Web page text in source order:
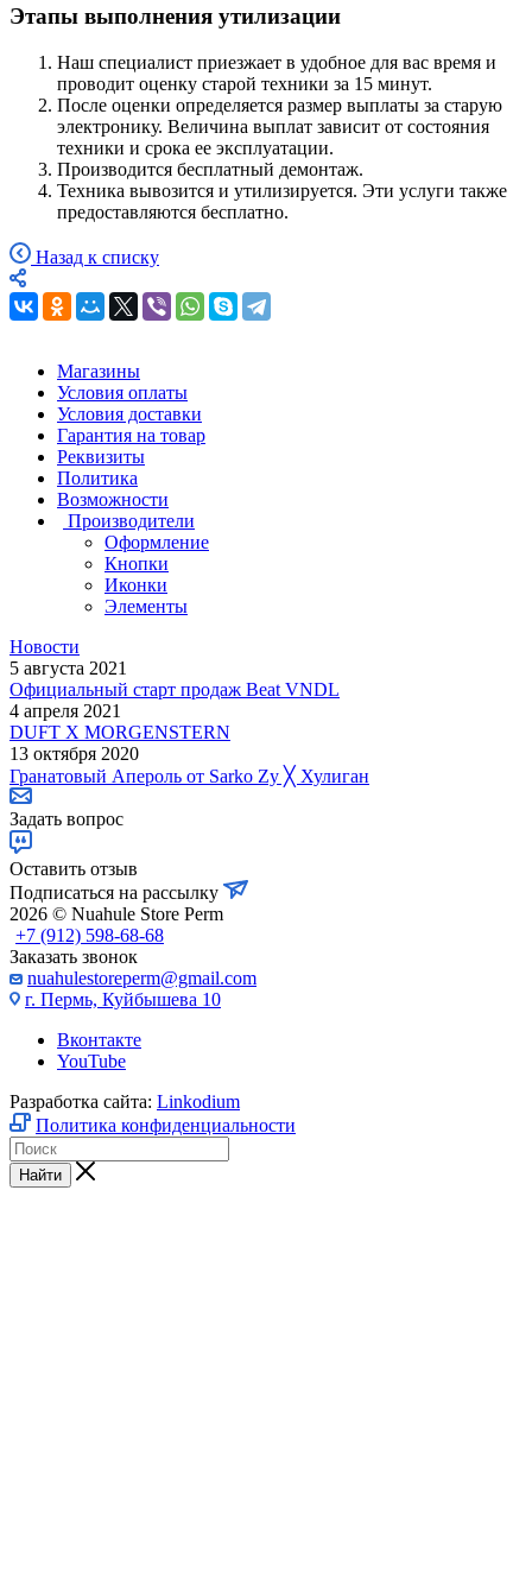
Этапы выполнения утилизации
Наш специалист приезжает в удобное для вас время и
проводит оценку старой техники за 15 минут.
После оценки определяется размер выплаты за старую
электронику. Величина выплат зависит от состояния
техники и срока ее эксплуатации.
Производится бесплатный демонтаж.
Техника вывозится и утилизируется. Эти услуги также
предоставляются бесплатно.
Назад к списку
Магазины
Условия оплаты
Условия доставки
Гарантия на товар
Реквизиты
Политика
Возможности
Производители
Оформление
Кнопки
Иконки
Элементы
Новости
5 августа 2021
Официальный старт продаж Beat VNDL
4 апреля 2021
DUFT X MORGENSTERN
13 октября 2020
Гранатовый Апероль от Sarko Zy ╳ Хулиган
Задать вопрос
Оставить отзыв
Подписаться на рассылку
2026 © Nuahule Store Perm
+7 (912) 598-68-68
Заказать звонок
nuahulestoreperm@gmail.com
г. Пермь, Куйбышева 10
Вконтакте
YouTube
Разработка сайта: Linkodium
Политика конфиденциальности
Найти